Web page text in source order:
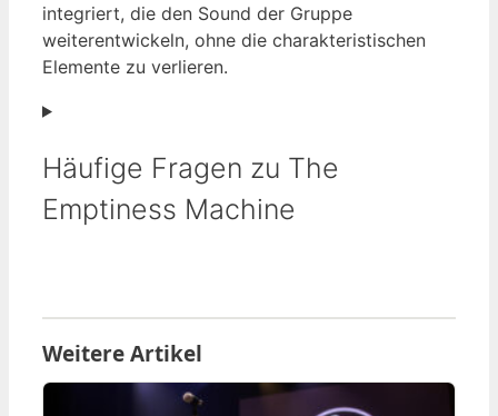
integriert, die den Sound der Gruppe
weiterentwickeln, ohne die charakteristischen
Elemente zu verlieren.
Häufige Fragen zu The
Emptiness Machine
Weitere Artikel